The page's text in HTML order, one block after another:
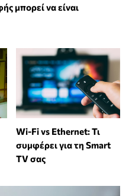
μπορεί να είναι
Wi-Fi vs Ethernet: Τι
συμφέρει για τη Smart
TV σας